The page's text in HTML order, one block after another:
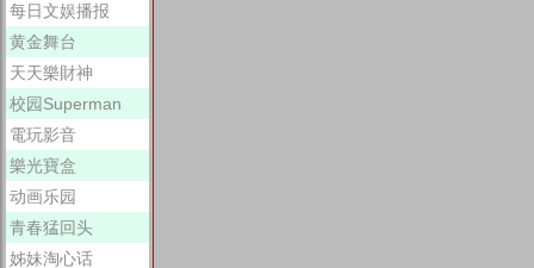
每日文娱播报
黄金舞台
天天樂財神
校园Superman
電玩影音
樂光寶盒
动画乐园
青春猛回头
姊妹淘心话